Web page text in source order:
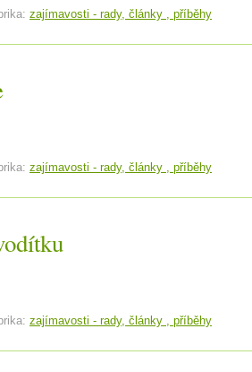
zajímavosti - rady, články , příběhy
zajímavosti - rady, články , příběhy
zajímavosti - rady, články , příběhy